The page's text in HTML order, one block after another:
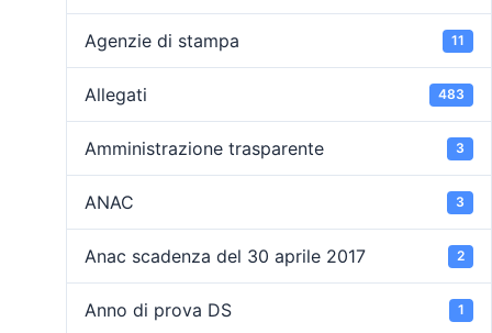
Agenzie di stampa 11
Allegati 483
Amministrazione trasparente 3
ANAC 3
Anac scadenza del 30 aprile 2017 2
Anno di prova DS 1